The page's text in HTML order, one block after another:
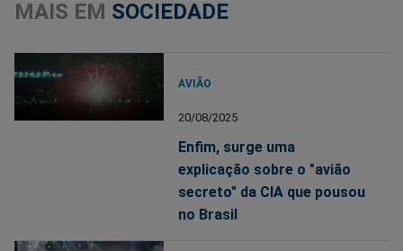
MAIS EM SOCIEDADE
AVIÃO
20/08/2025
Enfim, surge uma
explicação sobre o "avião
secreto" da CIA que pousou
no Brasil